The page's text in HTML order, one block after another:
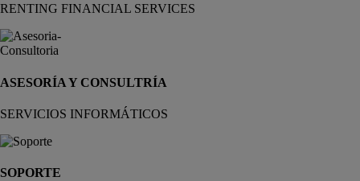
RENTING FINANCIAL SERVICES
ASESORÍA Y CONSULTRÍA
SERVICIOS INFORMÁTICOS
SOPORTE